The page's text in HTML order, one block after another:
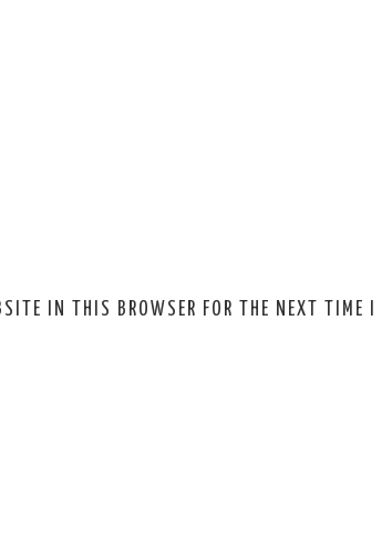
IN THIS BROWSER FOR THE NEXT TIME I